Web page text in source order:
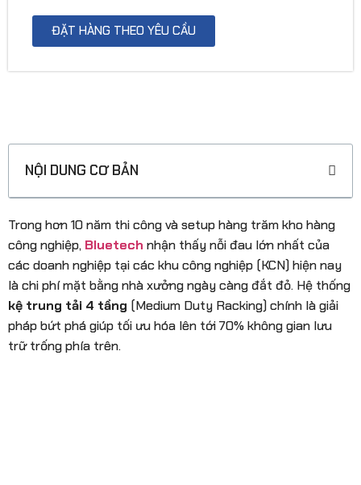
ĐẶT HÀNG THEO YÊU CẦU
NỘI DUNG CƠ BẢN
Trong hơn 10 năm thi công và setup hàng trăm kho hàng
công nghiệp, Bluetech nhận thấy nỗi đau lớn nhất của
các doanh nghiệp tại các khu công nghiệp (KCN) hiện nay
là chi phí mặt bằng nhà xưởng ngày càng đắt đỏ. Hệ thống
kệ trung tải 4 tầng (Medium Duty Racking) chính là giải
pháp bứt phá giúp tối ưu hóa lên tới 70% không gian lưu
trữ trống phía trên.